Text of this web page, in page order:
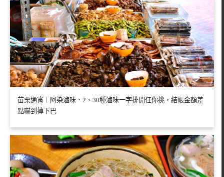
苗栗通宵︱阿染滷味．2、30種滷味一字排開任你挑，結帳金額差
點嚇到掉下巴